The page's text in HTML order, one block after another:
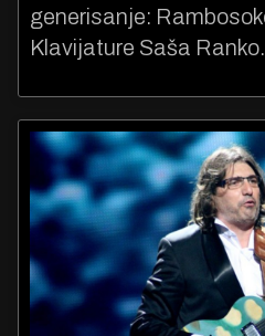
generisanje:
Klavijature Saša